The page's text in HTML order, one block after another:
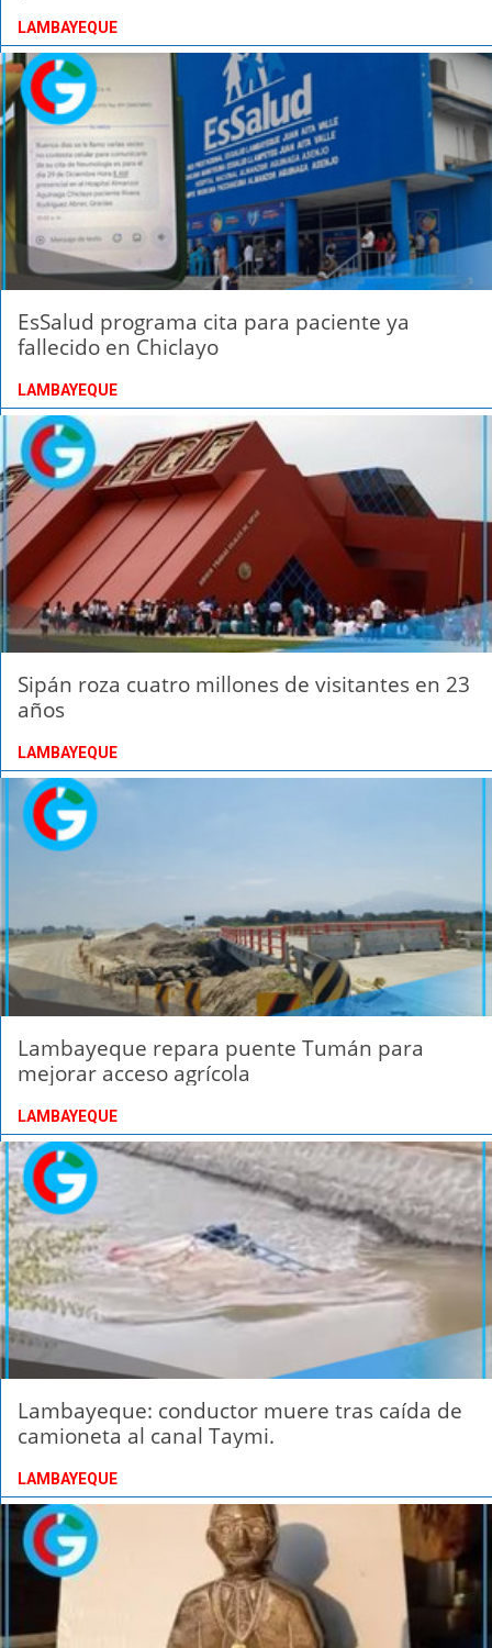
LAMBAYEQUE
EsSalud programa cita para paciente ya
fallecido en Chiclayo
LAMBAYEQUE
Sipán roza cuatro millones de visitantes en 23
años
LAMBAYEQUE
Lambayeque repara puente Tumán para
mejorar acceso agrícola
LAMBAYEQUE
Lambayeque: conductor muere tras caída de
camioneta al canal Taymi.
LAMBAYEQUE